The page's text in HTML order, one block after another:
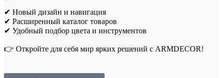
✔ Новый дизайн и навигация
✔ Расширенный каталог товаров
✔ Удобный подбор цвета и инструментов
👉 Откройте для себя мир ярких решений с ARMDECOR!